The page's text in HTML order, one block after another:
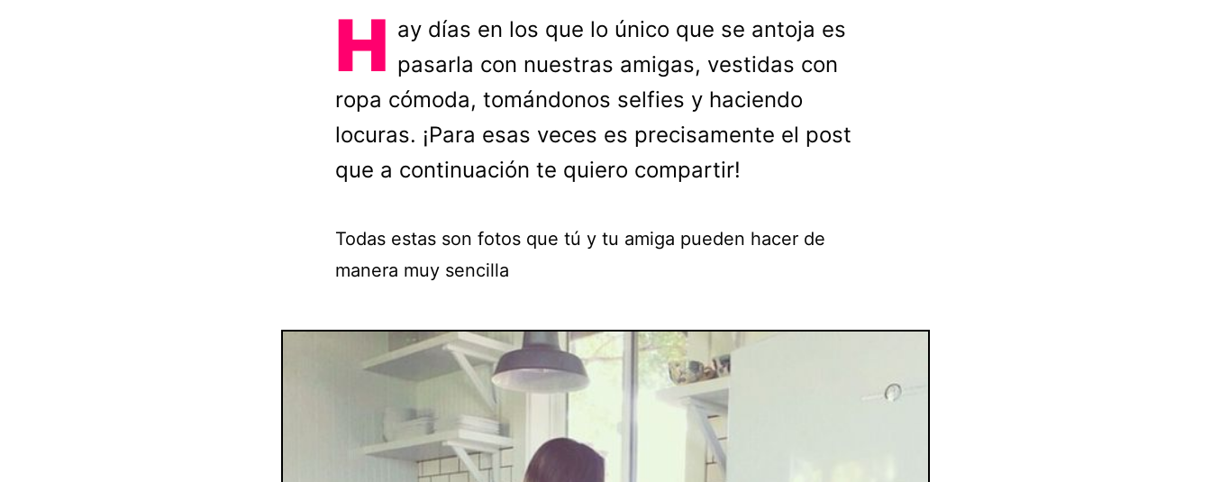
H ay días en los que lo único que se antoja es
pasarla con nuestras amigas, vestidas con
ropa cómoda, tomándonos selfies y haciendo
locuras. ¡Para esas veces es precisamente el post
que a continuación te quiero compartir!
Todas estas son fotos que tú y tu amiga pueden hacer de
manera muy sencilla